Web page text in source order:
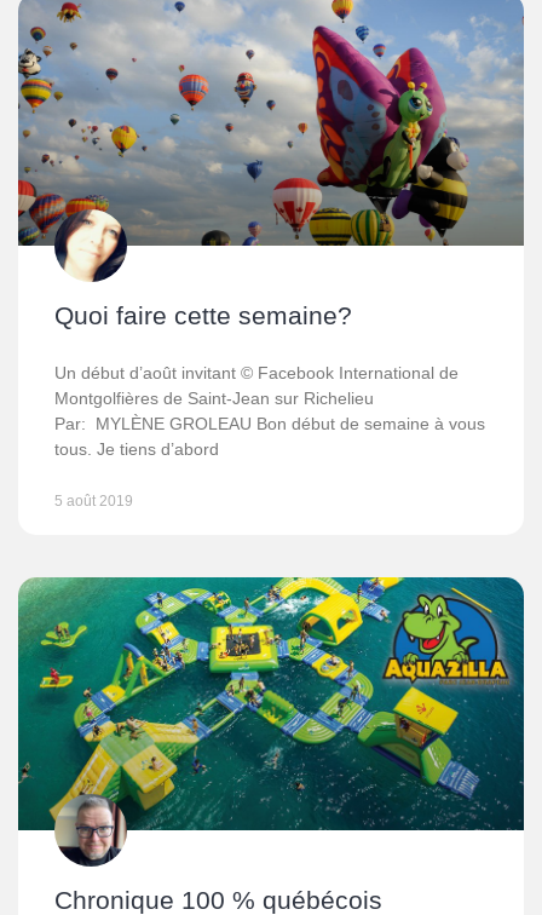
Quoi faire cette semaine?
Un début d’août invitant © Facebook International de
Montgolfières de Saint-Jean sur Richelieu
Par: MYLÈNE GROLEAU Bon début de semaine à vous
tous. Je tiens d’abord
5 août 2019
Chronique 100 % québécois